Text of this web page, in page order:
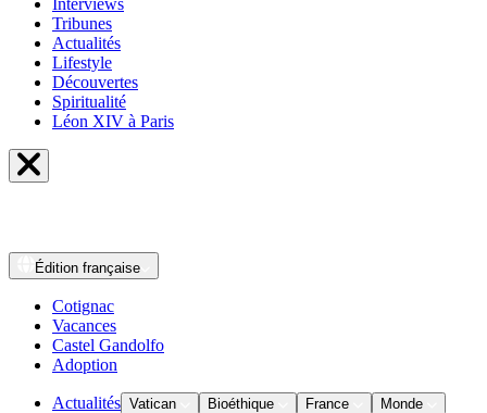
Interviews
Tribunes
Actualités
Lifestyle
Découvertes
Spiritualité
Léon XIV à Paris
Édition française
Cotignac
Vacances
Castel Gandolfo
Adoption
Actualités Vatican Bioéthique France
Monde